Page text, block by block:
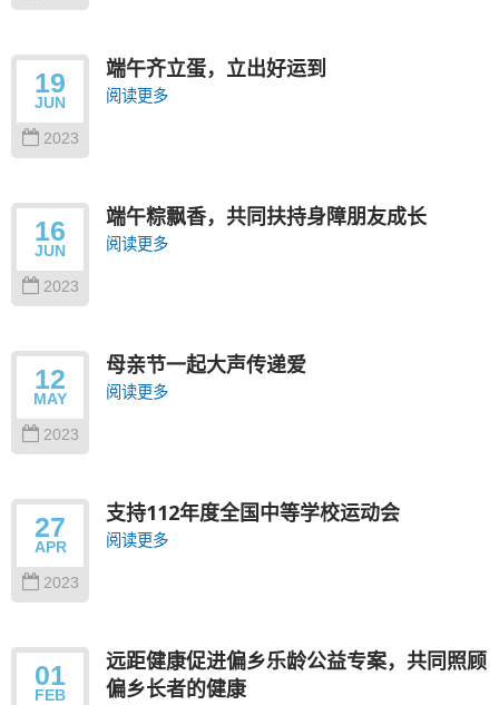
19
JUN
2023
端午齐立蛋，立出好运到
阅读更多
16
JUN
2023
端午粽飘香，共同扶持身障朋友成长
阅读更多
12
MAY
2023
母亲节一起大声传递爱
阅读更多
27
APR
2023
支持112年度全国中等学校运动会
阅读更多
01
FEB
远距健康促进偏乡乐龄公益专案，共同照顾
偏乡长者的健康